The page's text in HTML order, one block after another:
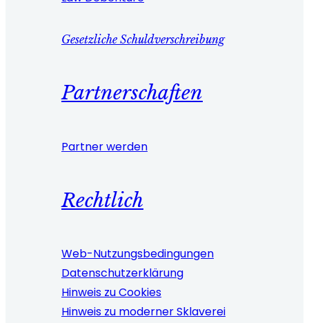
Gesetzliche Schuldverschreibung
Partnerschaften
Partner werden
Rechtlich
Web-Nutzungsbedingungen
Datenschutzerklärung
Hinweis zu Cookies
Hinweis zu moderner Sklaverei